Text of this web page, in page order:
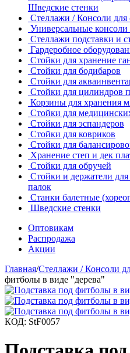
Шведские стенки
Стеллажи / Консоли для
Универсальные консоли
Стеллажи подставки и
Гардеробное
Стойки для хранение
Стойки для бодибаров
Стойки для
Стойки для цилиндров
Корзины для хранения
Стойки для
Стойки для эспандеров
Стойки для ковриков
Стойки для
Хранение степ и дек
Стойки для обручей
Стойки и держатели
палок
Станки балетные
Шведские стенки
Оптовикам
Распродажа
Акции
Главная/Стеллажи / Консоли
фитболы в виде "дерева"
КОД: StF0057